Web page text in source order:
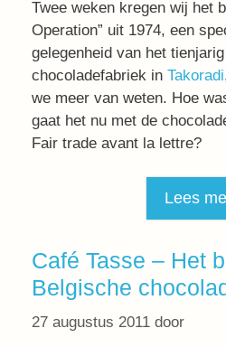
Twee weken kregen wij het
Operation” uit 1974, een
gelegenheid van het
chocoladefabriek in Takoradi
we meer van weten. Hoe
gaat het nu met de
Fair trade avant la lettre?
Lees
Café Tasse – Het
Belgische
27 augustus 2011 door